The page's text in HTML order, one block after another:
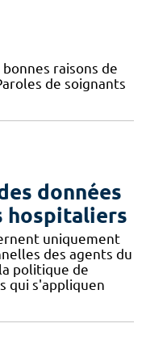
raisons de
de soignants
données
hospitaliers
uniquement
des agents du
politique de
qui s'appliquen